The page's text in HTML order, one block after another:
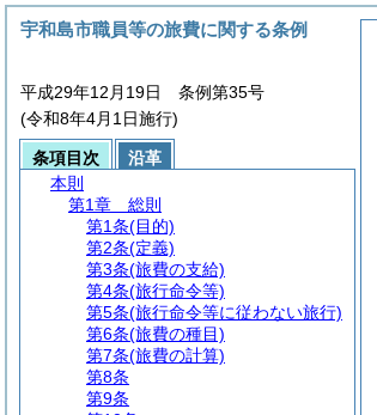
宇和島市職員等の旅費に関する条例
平成29年12月19日 条例第35号
(令和8年4月1日施行)
条項目次
沿革
本則
第1章
総則
第1条(目的)
第2条(定義)
第3条(旅費の支給)
第4条(旅行命令等)
第5条(旅行命令等に従わない旅行)
第6条(旅費の種目)
第7条(旅費の計算)
第8条
第9条